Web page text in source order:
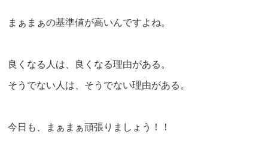
まぁまぁの基準値が高いんですよね。
良くなる人は、良くなる理由がある。
そうでない人は、そうでない理由がある。
今日も、まぁまぁ頑張りましょう！！